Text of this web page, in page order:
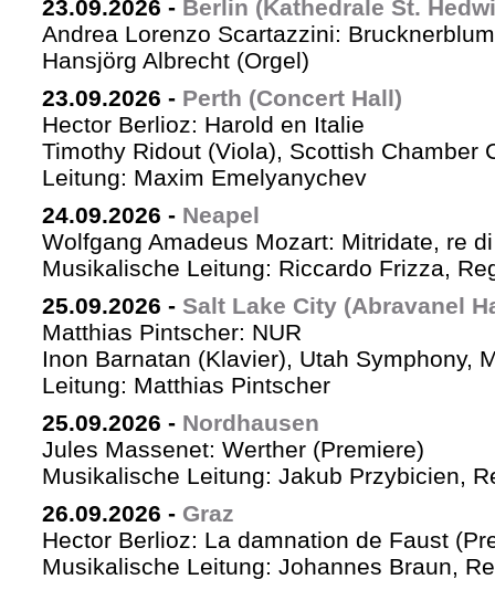
23.09.2026 - Berlin (Kathedrale St.
Andrea Lorenzo Scartazzini:
Hansjörg Albrecht (Orgel)
23.09.2026 - Perth (Concert Hall)
Hector Berlioz: Harold en Italie
Timothy Ridout (Viola), Scottish Chamber
Leitung: Maxim Emelyanychev
24.09.2026 - Neapel
Wolfgang Amadeus Mozart: Mitridate, re
Musikalische Leitung: Riccardo Frizza,
25.09.2026 - Salt Lake City (Abravanel
Matthias Pintscher: NUR
Inon Barnatan (Klavier), Utah Symphony,
Leitung: Matthias Pintscher
25.09.2026 - Nordhausen
Jules Massenet: Werther (Premiere)
Musikalische Leitung: Jakub Przybicien,
26.09.2026 - Graz
Hector Berlioz: La damnation de Faust
Musikalische Leitung: Johannes Braun,